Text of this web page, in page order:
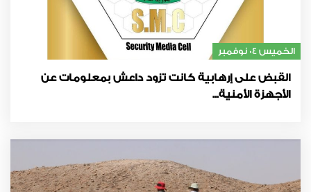
الخميس 04 نوفمبر
القبض على إرهابية كانت تزود داعش بمعلومات عن
الأجهزة الأمنية...